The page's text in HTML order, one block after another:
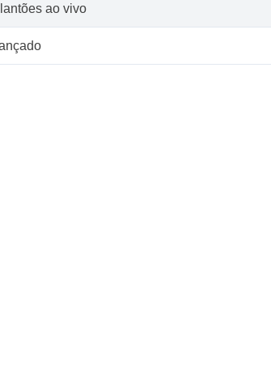
ao vivo